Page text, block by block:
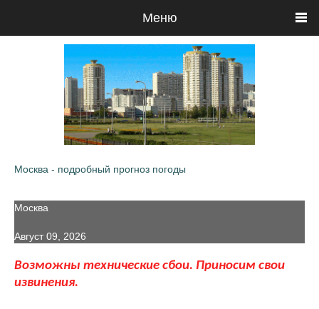
Меню
Москва - подробный прогноз погоды
Москва
Август 09, 2026
Возможны технические сбои. Приносим свои
извинения.